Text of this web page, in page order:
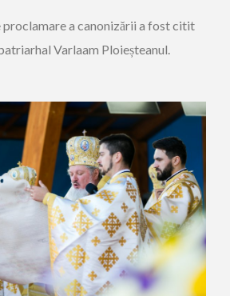
proclamare a canonizării a fost citit
Varlaam Ploieșteanul.